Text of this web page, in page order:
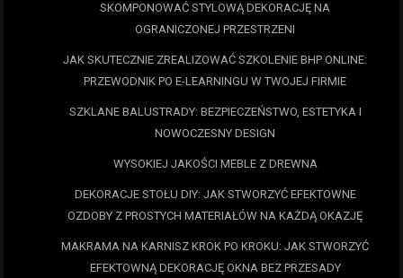
SKOMPONOWAĆ STYLOWĄ DEKORACJĘ NA
OGRANICZONEJ PRZESTRZENI
JAK SKUTECZNIE ZREALIZOWAĆ SZKOLENIE BHP ONLINE:
PRZEWODNIK PO E-LEARNINGU W TWOJEJ FIRMIE
SZKLANE BALUSTRADY: BEZPIECZEŃSTWO, ESTETYKA I
NOWOCZESNY DESIGN
WYSOKIEJ JAKOŚCI MEBLE Z DREWNA
DEKORACJE STOŁU DIY: JAK STWORZYĆ EFEKTOWNE
OZDOBY Z PROSTYCH MATERIAŁÓW NA KAŻDĄ OKAZJĘ
MAKRAMA NA KARNISZ KROK PO KROKU: JAK STWORZYĆ
EFEKTOWNĄ DEKORACJĘ OKNA BEZ PRZESADY